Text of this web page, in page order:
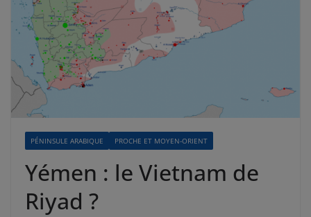
PÉNINSULE ARABIQUE PROCHE ET MOYEN-ORIENT
Yémen : le Vietnam de
Riyad ?